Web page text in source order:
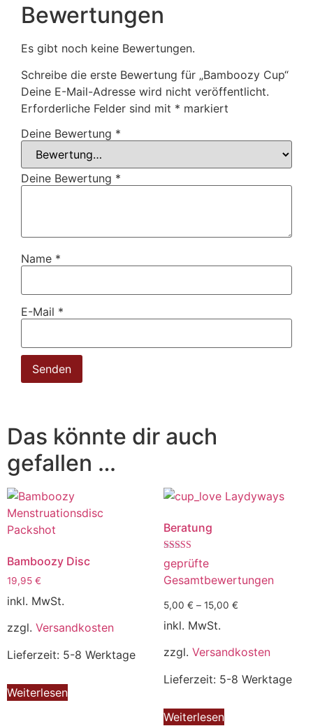
Bewertungen
Es gibt noch keine Bewertungen.
Schreibe die erste Bewertung für „Bamboozy Cup“
Deine E-Mail-Adresse wird nicht veröffentlicht.
Erforderliche Felder sind mit * markiert
Deine Bewertung *
Deine Bewertung *
Name *
E-Mail *
Das könnte dir auch
gefallen …
Bamboozy Disc
19,95 €
inkl. MwSt.
zzgl. Versandkosten
Lieferzeit: 5-8 Werktage
Weiterlesen
Beratung
Bewertet mit
5.00
von 5
geprüfte
Gesamtbewertungen
5,00 € – 15,00 €
inkl. MwSt.
zzgl. Versandkosten
Lieferzeit: 5-8 Werktage
Weiterlesen